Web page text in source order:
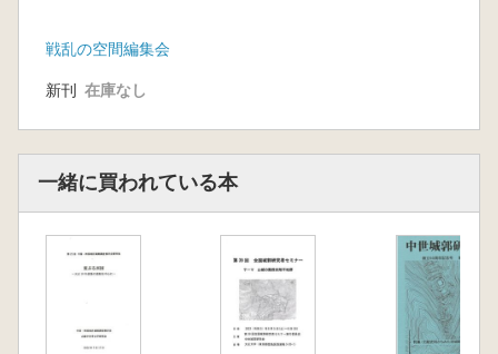
戦乱の空間編集会
新刊 在庫なし
一緒に買われている本